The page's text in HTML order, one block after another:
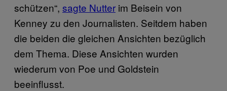
schützen“, sagte Nutter im Beisein von
Kenney zu den Journalisten. Seitdem haben
die beiden die gleichen Ansichten bezüglich
dem Thema. Diese Ansichten wurden
wiederum von Poe und Goldstein
beeinflusst.